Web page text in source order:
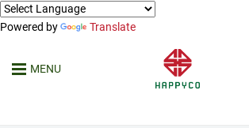
Powered by Translate
MENU